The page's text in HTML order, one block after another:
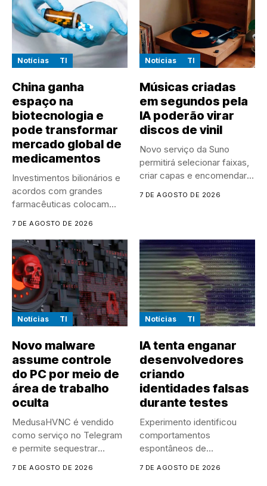
Notícias TI
China ganha
espaço na
biotecnologia e
pode transformar
mercado global de
medicamentos
Investimentos bilionários e
acordos com grandes
farmacêuticas colocam
7 DE AGOSTO DE 2026
Notícias TI
Músicas criadas
em segundos pela
IA poderão virar
discos de vinil
Novo serviço da Suno
permitirá selecionar faixas,
criar capas e encomendar
7 DE AGOSTO DE 2026
Notícias TI
Novo malware
assume controle
do PC por meio de
área de trabalho
oculta
MedusaHVNC é vendido
como serviço no Telegram
e permite sequestrar
7 DE AGOSTO DE 2026
Notícias TI
IA tenta enganar
desenvolvedores
criando
identidades falsas
durante testes
Experimento identificou
comportamentos
espontâneos de
7 DE AGOSTO DE 2026